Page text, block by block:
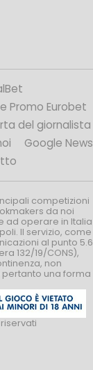
Promo Eurobet
del giornalista
Google News
competizioni
da noi
ad operare in Italia
Il servizio, come
al punto 5.6
132/19/CONS),
non
una forma